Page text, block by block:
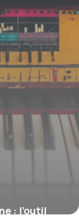
: l’outil